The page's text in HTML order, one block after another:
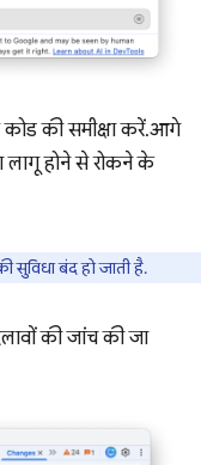
की समीक्षा करें. आगे
लागू होने से रोकने के
सुविधा बंद हो जाती है.
की जांच की जा